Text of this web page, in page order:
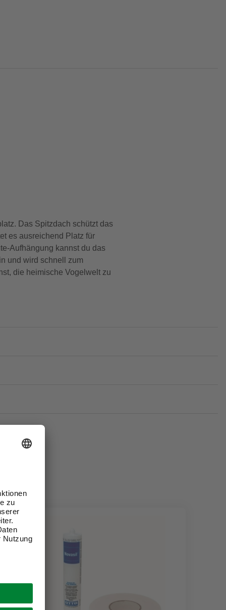
Das Spitzdach schützt das
es ausreichend Platz für
Aufhängung kannst du das
und wird schnell zum
die heimische Vogelwelt zu